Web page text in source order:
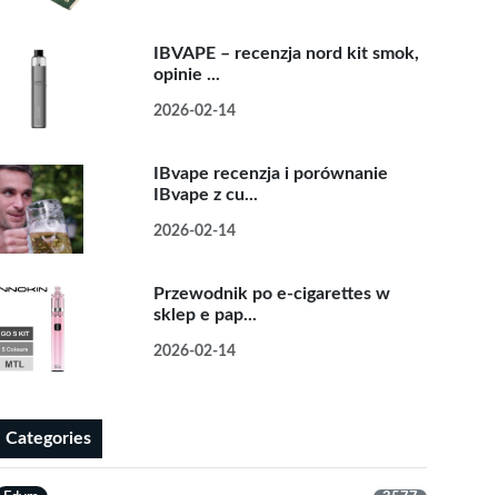
IBVAPE – recenzja nord kit smok,
opinie ...
2026-02-14
IBvape recenzja i porównanie
IBvape z cu...
2026-02-14
Przewodnik po e-cigarettes w
sklep e pap...
2026-02-14
Categories